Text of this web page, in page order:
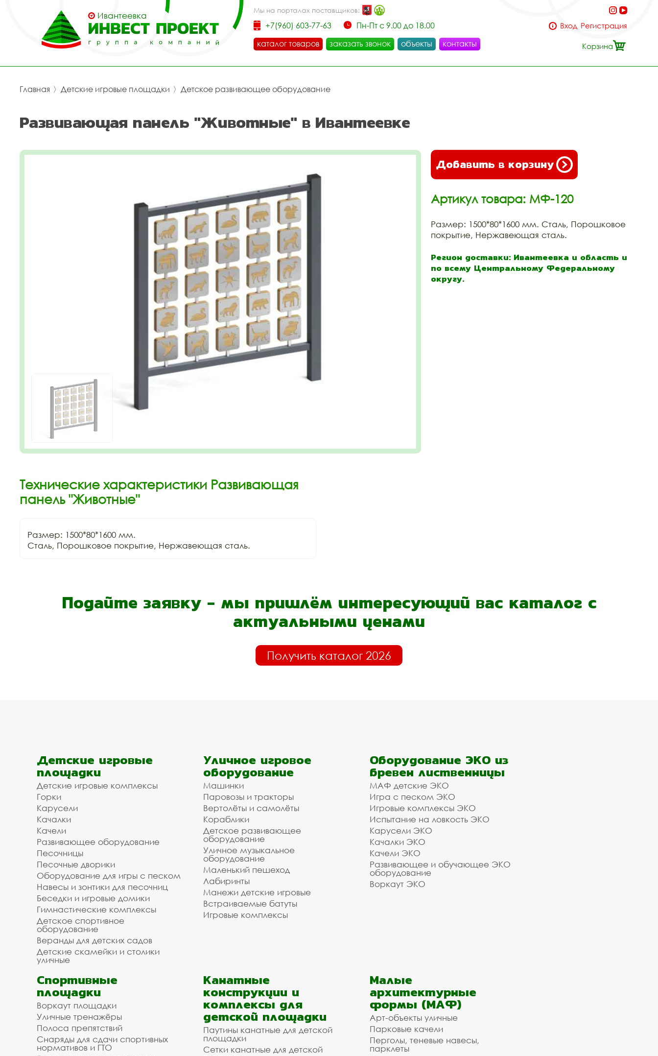
Ивантеевка
Мы на порталах поставщиков:
+7(960) 603-77-63
Пн-Пт с 9.00 до 18.00
каталог товаров
заказать звонок объекты контакты
Вход Регистрация
Корзина
Главная 〉 Детские игровые площадки 〉 Детское развивающее оборудование
Развивающая панель "Животные" в Ивантеевке
Добавить в корзину
Артикул товара: МФ-120
Размер: 1500*80*1600 мм. Сталь, Порошковое
покрытие, Нержавеющая сталь.
Регион доставки: Ивантеевка и область и
по всему Центральному Федеральному
округу.
Технические характеристики Развивающая
панель "Животные"
Размер: 1500*80*1600 мм.
Сталь, Порошковое покрытие, Нержавеющая сталь.
Подайте заявку - мы пришлём интересующий вас каталог с
актуальными ценами
Получить каталог 2026
Детские игровые
площадки
Детские игровые комплексы
Горки
Карусели
Качалки
Качели
Развивающее оборудование
Песочницы
Песочные дворики
Оборудование для игры с песком
Навесы и зонтики для песочниц
Беседки и игровые домики
Гимнастические комплексы
Детское спортивное
оборудование
Веранды для детских садов
Детские скамейки и столики
уличные
Уличное игровое
оборудование
Машинки
Паровозы и тракторы
Вертолёты и самолёты
Кораблики
Детское развивающее
оборудование
Уличное музыкальное
оборудование
Маленький пешеход
Лабиринты
Манежи детские игровые
Встраиваемые батуты
Игровые комплексы
Оборудование ЭКО из
бревен лиственницы
МАФ детские ЭКО
Игра с песком ЭКО
Игровые комплексы ЭКО
Испытание на ловкость ЭКО
Карусели ЭКО
Качалки ЭКО
Качели ЭКО
Развивающее и обучающее ЭКО
оборудование
Воркаут ЭКО
Спортивные
площадки
Воркаут площадки
Уличные тренажёры
Полоса препятствий
Снаряды для сдачи спортивных
нормативов и ГТО
Канатные
конструкции и
комплексы для
детской площадки
Паутины канатные для детской
площадки
Сетки канатные для детской
Малые
архитектурные
формы (МАФ)
Арт-объекты уличные
Парковые качели
Перголы, теневые навесы,
парклеты